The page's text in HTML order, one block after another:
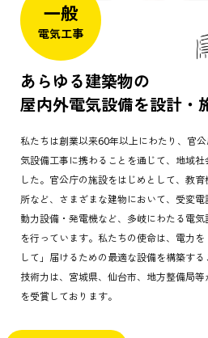
一般
電気工事
あらゆる建築物の
屋内外電気設備を設計・
私たちは創業以来60年以上にわたり、官
気設備工事に携わることを通じて、地域社
した。官公庁の施設をはじめとして、教
所など、さまざまな建物において、受変電
動力設備・発電機など、多岐にわたる電
を行っています。私たちの使命は、電力
して」届けるための最適な設備を構築す
技術力は、宮城県、仙台市、地方整備局
を受賞しております。